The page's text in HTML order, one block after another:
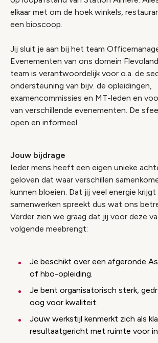
elkaar met om de hoek winkels,
een bioscoop.
Jij sluit je aan bij het team
Evenementen van ons domein
team is verantwoordelijk voor o.a. de
ondersteuning van bijv. de opleidingen,
examencommissies en MT-leden en
van verschillende evenementen. De
open en informeel.
Jouw bijdrage
Ieder mens heeft een eigen unieke
geloven dat waar verschillen
kunnen bloeien. Dat jij veel energie krijgt
samenwerken spreekt dus wat ons
Verder zien we graag dat jij voor deze
volgende meebrengt:
Je beschikt over een afgeronde
of hbo-opleiding.
Je bent organisatorisch sterk,
oog voor kwaliteit.
Jouw werkstijl kenmerkt zich als
resultaatgericht met ruimte voor